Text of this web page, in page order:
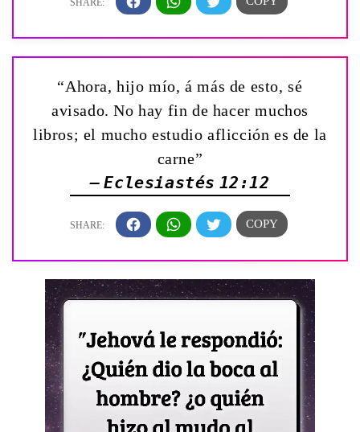
“Ahora, hijo mío, á más de esto, sé
avisado. No hay fin de hacer muchos
libros; el mucho estudio aflicción es de la
carne”
— Eclesiastés 12:12